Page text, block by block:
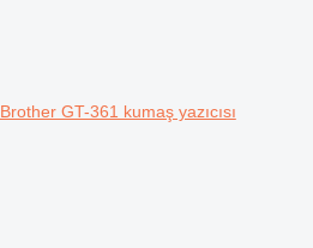
Brother GT-361 kumaş yazıcısı